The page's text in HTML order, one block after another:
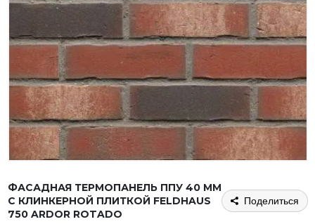
ФАСАДНАЯ ТЕРМОПАНЕЛЬ ППУ 40 ММ
С КЛИНКЕРНОЙ ПЛИТКОЙ FELDHAUS
750 ARDOR ROTADO
Поделиться